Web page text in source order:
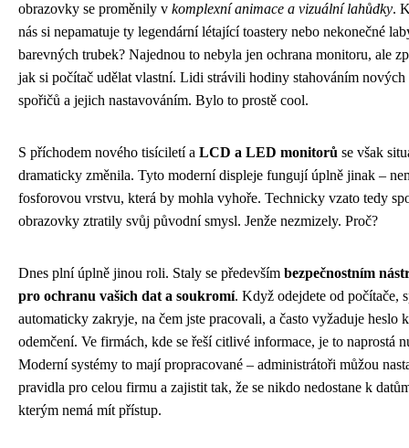
obrazovky se proměnily v komplexní animace a vizuální lahůdky.
nás si nepamatuje ty legendární létající toastery nebo nekonečné
barevných trubek? Najednou to nebyla jen ochrana monitoru, ale
jak si počítač udělat vlastní. Lidi strávili hodiny stahováním nových
spořičů a jejich nastavováním. Bylo to prostě cool.
S příchodem nového tisíciletí a LCD a LED monitorů se však
dramaticky změnila. Tyto moderní displeje fungují úplně jinak –
fosforovou vrstvu, která by mohla vyhoře. Technicky vzato tedy
obrazovky ztratily svůj původní smysl. Jenže nezmizely. Proč?
Dnes plní úplně jinou roli. Staly se především bezpečnostním
pro ochranu vašich dat a soukromí. Když odejdete od počítače,
automaticky zakryje, na čem jste pracovali, a často vyžaduje heslo k
odemčení. Ve firmách, kde se řeší citlivé informace, je to naprostá
Moderní systémy to mají propracované – administrátoři můžou
pravidla pro celou firmu a zajistit tak, že se nikdo nedostane k
kterým nemá mít přístup.